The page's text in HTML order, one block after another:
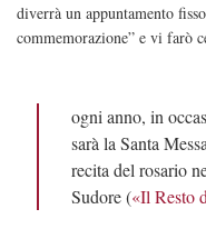
diverrà un appuntamento
commemorazione” e vi farò
ogni anno, in
sarà la Santa
recita del rosario
Sudore («Il Resto